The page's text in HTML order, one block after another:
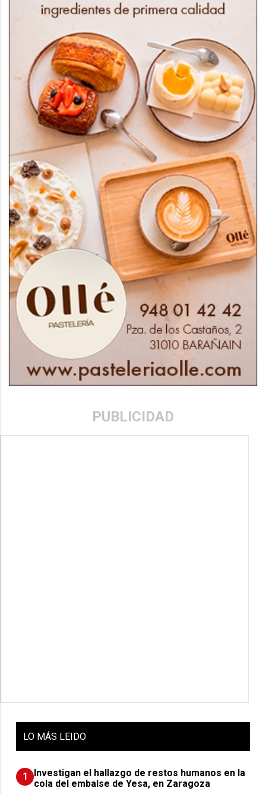
PUBLICIDAD
LO MÁS LEIDO
1
Investigan el hallazgo de restos humanos en la
cola del embalse de Yesa, en Zaragoza